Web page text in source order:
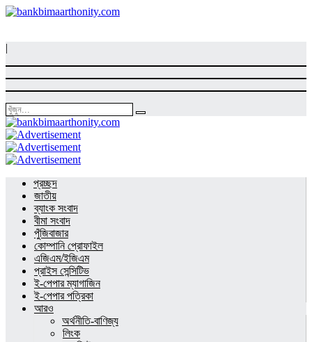
|
প্রচ্ছদ
জাতীয়
ব্যাংক সংবাদ
বীমা সংবাদ
পুঁজিবাজার
কোম্পানি প্রোফাইল
এজিএম/ইজিএম
প্রাইস সেন্সিটিভ
ই-পেপার ম্যাগাজিন
ই-পেপার পত্রিকা
আরও
অর্থনীতি-বাণিজ্য
লিংক